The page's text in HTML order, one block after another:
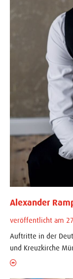
Alexander
veröffentlicht am
Auftritte in der
und Kreuzkirche